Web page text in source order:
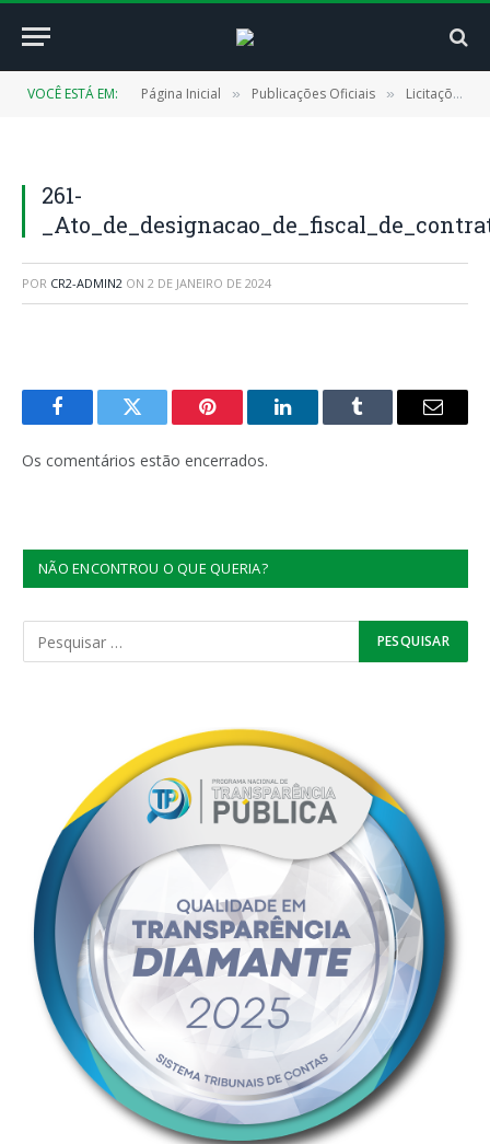
VOCÊ ESTÁ EM: Página Inicial » Publicações Oficiais » Licitações
261-
POR CR2-ADMIN2 ON 2 DE JANEIRO DE 2024
FacebookTwitter Pinterest LinkedInTumblr
E-
Os comentários estão encerrados.
NÃO ENCONTROU O QUE QUERIA?